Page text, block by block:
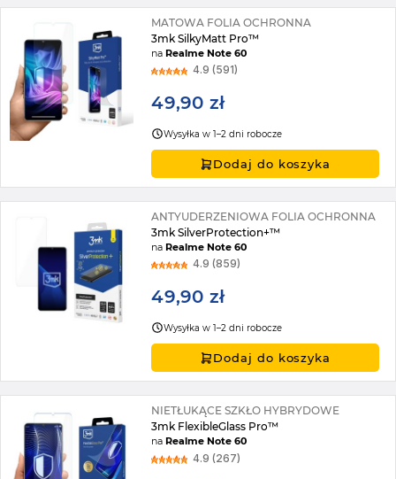
MATOWA FOLIA OCHRONNA
3mk SilkyMatt Pro™
naRealme Note 60
4.9 (591)
49,90 zł
Wysyłka w 1–2 dni robocze
Dodaj do koszyka
ANTYUDERZENIOWA FOLIA OCHRONNA
3mk SilverProtection+™
naRealme Note 60
4.9 (859)
49,90 zł
Wysyłka w 1–2 dni robocze
Dodaj do koszyka
NIETŁUKĄCE SZKŁO HYBRYDOWE
3mk FlexibleGlass Pro™
naRealme Note 60
4.9 (267)